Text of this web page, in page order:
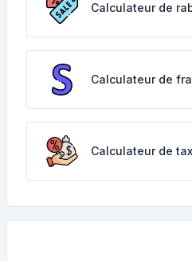
Calculateur de
Calculateur de
Calculateur de